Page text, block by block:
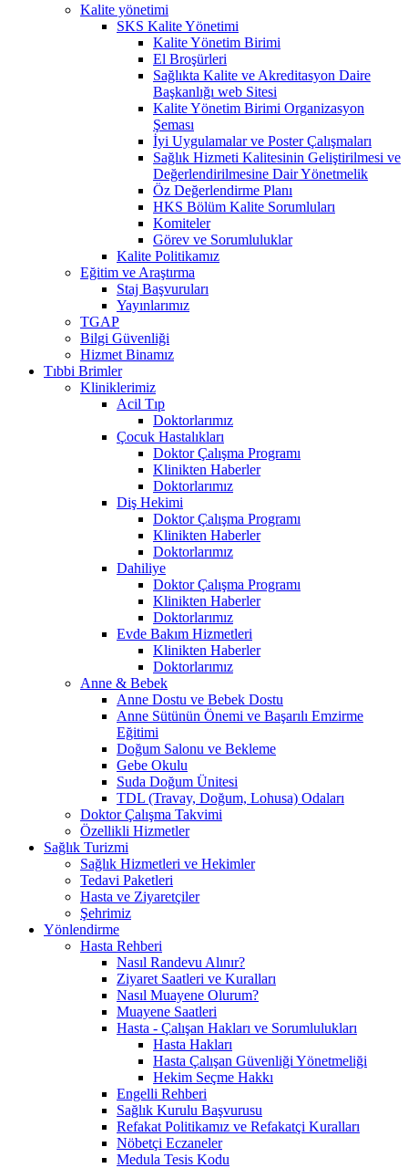
Kalite yönetimi
SKS Kalite Yönetimi
Kalite Yönetim Birimi
El Broşürleri
Sağlıkta Kalite ve Akreditasyon Daire
Başkanlığı web Sitesi
Kalite Yönetim Birimi Organizasyon
Şeması
İyi Uygulamalar ve Poster Çalışmaları
Sağlık Hizmeti Kalitesinin Geliştirilmesi ve
Değerlendirilmesine Dair Yönetmelik
Öz Değerlendirme Planı
HKS Bölüm Kalite Sorumluları
Komiteler
Görev ve Sorumluluklar
Kalite Politikamız
Eğitim ve Araştırma
Staj Başvuruları
Yayınlarımız
TGAP
Bilgi Güvenliği
Hizmet Binamız
Tıbbi Brimler
Kliniklerimiz
Acil Tıp
Doktorlarımız
Çocuk Hastalıkları
Doktor Çalışma Programı
Klinikten Haberler
Doktorlarımız
Diş Hekimi
Doktor Çalışma Programı
Klinikten Haberler
Doktorlarımız
Dahiliye
Doktor Çalışma Programı
Klinikten Haberler
Doktorlarımız
Evde Bakım Hizmetleri
Klinikten Haberler
Doktorlarımız
Anne & Bebek
Anne Dostu ve Bebek Dostu
Anne Sütünün Önemi ve Başarılı Emzirme
Eğitimi
Doğum Salonu ve Bekleme
Gebe Okulu
Suda Doğum Ünitesi
TDL (Travay, Doğum, Lohusa) Odaları
Doktor Çalışma Takvimi
Özellikli Hizmetler
Sağlık Turizmi
Sağlık Hizmetleri ve Hekimler
Tedavi Paketleri
Hasta ve Ziyaretçiler
Şehrimiz
Yönlendirme
Hasta Rehberi
Nasıl Randevu Alınır?
Ziyaret Saatleri ve Kuralları
Nasıl Muayene Olurum?
Muayene Saatleri
Hasta - Çalışan Hakları ve Sorumlulukları
Hasta Hakları
Hasta Çalışan Güvenliği Yönetmeliği
Hekim Seçme Hakkı
Engelli Rehberi
Sağlık Kurulu Başvurusu
Refakat Politikamız ve Refakatçi Kuralları
Nöbetçi Eczaneler
Medula Tesis Kodu